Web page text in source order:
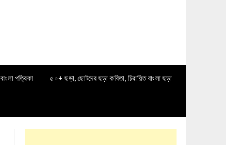
বাংলা পত্রিকা ৫০+ ছড়া, ছোটদের ছড়া কবিতা, চিরায়িত বাংলা ছড়া